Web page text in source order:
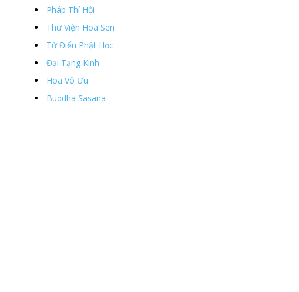
Pháp Thí Hội
Thư Viện Hoa Sen
Từ Điển Phật Học
Đại Tạng Kinh
Hoa Vô Ưu
Buddha Sasana